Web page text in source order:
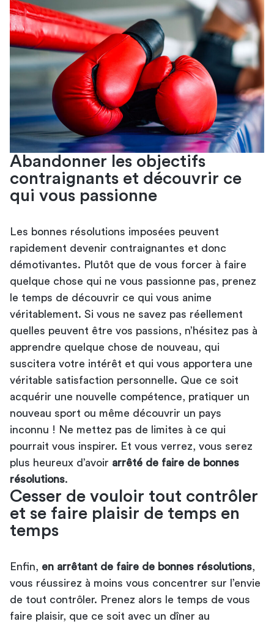
Abandonner les objectifs
contraignants et découvrir ce
qui vous passionne
Les bonnes résolutions imposées peuvent
rapidement devenir contraignantes et donc
démotivantes. Plutôt que de vous forcer à faire
quelque chose qui ne vous passionne pas, prenez
le temps de découvrir ce qui vous anime
véritablement. Si vous ne savez pas réellement
quelles peuvent être vos passions, n’hésitez pas à
apprendre quelque chose de nouveau, qui
suscitera votre intérêt et qui vous apportera une
véritable satisfaction personnelle. Que ce soit
acquérir une nouvelle compétence, pratiquer un
nouveau sport ou même découvrir un pays
inconnu ! Ne mettez pas de limites à ce qui
pourrait vous inspirer. Et vous verrez, vous serez
plus heureux d’avoir arrêté de faire de bonnes
résolutions.
Cesser de vouloir tout contrôler
et se faire plaisir de temps en
temps
Enfin, en arrêtant de faire de bonnes résolutions
vous réussirez à moins vous concentrer sur l’envie
de tout contrôler. Prenez alors le temps de vous
faire plaisir, que ce soit avec un dîner au